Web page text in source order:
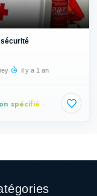
il y a 1 an
spécifié